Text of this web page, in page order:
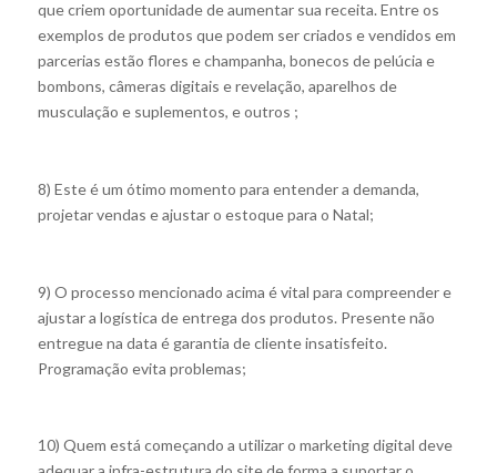
que criem oportunidade de aumentar sua receita. Entre os
exemplos de produtos que podem ser criados e vendidos em
parcerias estão flores e champanha, bonecos de pelúcia e
bombons, câmeras digitais e revelação, aparelhos de
musculação e suplementos, e outros ;
8) Este é um ótimo momento para entender a demanda,
projetar vendas e ajustar o estoque para o Natal;
9) O processo mencionado acima é vital para compreender e
ajustar a logística de entrega dos produtos. Presente não
entregue na data é garantia de cliente insatisfeito.
Programação evita problemas;
10) Quem está começando a utilizar o marketing digital deve